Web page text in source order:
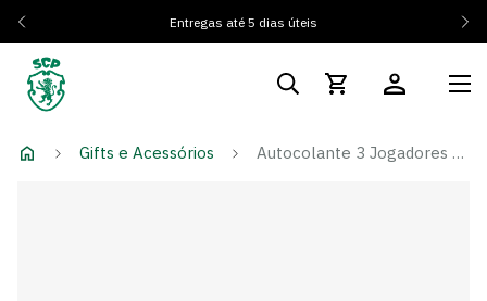
Entregas até 5 dias úteis
Gifts e Acessórios Autocolante 3 Jogadores 25/26